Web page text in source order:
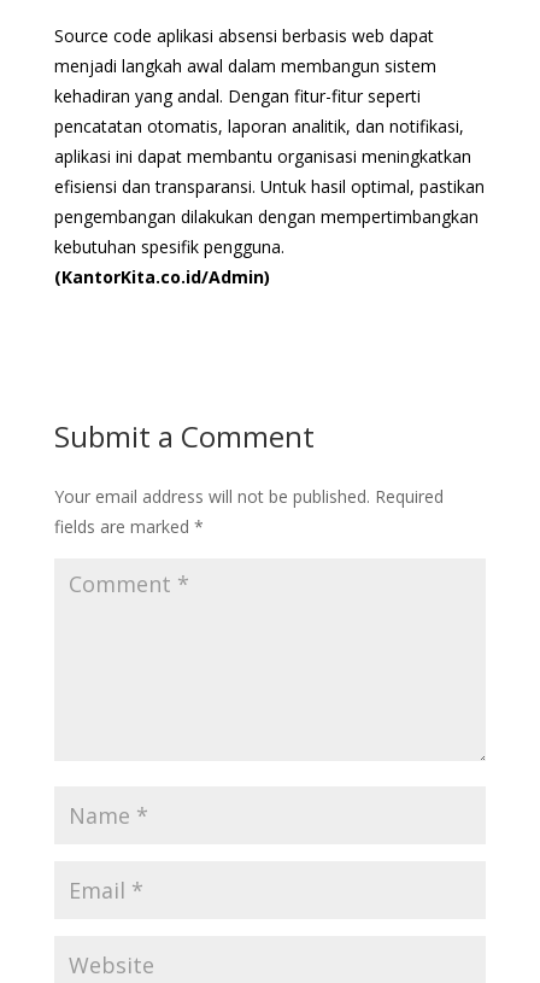
Source code aplikasi absensi berbasis web dapat
menjadi langkah awal dalam membangun sistem
kehadiran yang andal. Dengan fitur-fitur seperti
pencatatan otomatis, laporan analitik, dan notifikasi,
aplikasi ini dapat membantu organisasi meningkatkan
efisiensi dan transparansi. Untuk hasil optimal, pastikan
pengembangan dilakukan dengan mempertimbangkan
kebutuhan spesifik pengguna.
(KantorKita.co.id/Admin)
Submit a Comment
Your email address will not be published. Required
fields are marked *